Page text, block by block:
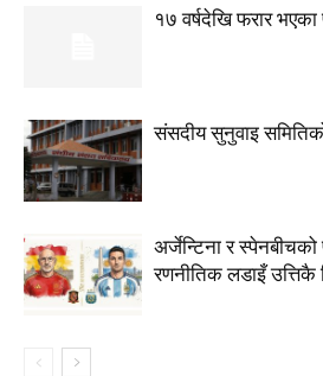
१७ वर्षदेखि फरार
संसदीय सुनुवाइ
अर्जेन्टिना र
रणनीतिक लडाइँ उत्तिकै